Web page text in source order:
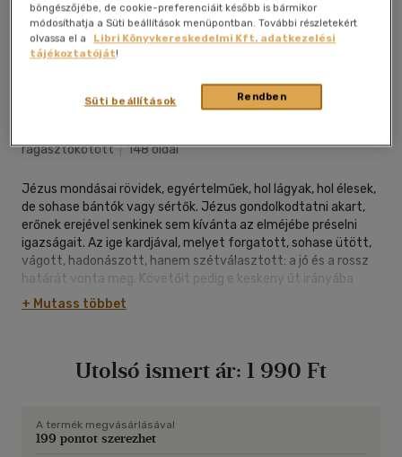
Kívánságlistához adom
(1 vélemény)
ragasztókötött|148 oldal
Jézus mondásai rövidek, egyértelműek, hol lágyak, hol élesek,
de sohase bántók vagy sértők. Jézus gondolkodtatni akart,
erőnek erejével senkinek sem kívánta az elméjébe préselni
igazságait. Az ige kardjával, melyet forgatott, sohase ütött,
vágott, hadonászott, hanem szétválasztott: a jó és a rossz
határát vonta meg. Követőit pedig e keskeny út irányába
terelte, igazította.
+ Mutass többet
Utolsó ismert ár: 1 990 Ft
A termék megvásárlásával
199 pontot szerezhet
böngészőjébe, de cookie-preferenciáit később is bármikor
módosíthatja a Süti beállítások menüpontban. További részletekért
olvassa el a
Libri Könyvkereskedelmi Kft. adatkezelési
tájékoztatóját!
Rendben
Süti beállítások